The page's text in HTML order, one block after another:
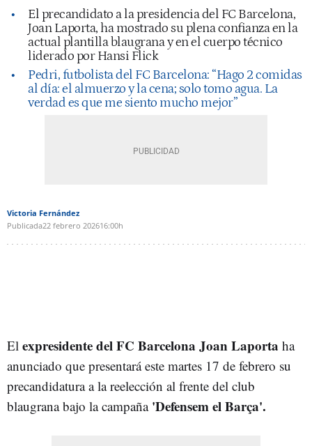
El precandidato a la presidencia del FC Barcelona,
Joan Laporta, ha mostrado su plena confianza en la
actual plantilla blaugrana y en el cuerpo técnico
liderado por Hansi Flick
Pedri, futbolista del FC Barcelona: “Hago 2 comidas
al día: el almuerzo y la cena; solo tomo agua. La
verdad es que me siento mucho mejor”
Victoria Fernández
Publicada22 febrero 202616:00h
El expresidente del FC Barcelona Joan Laporta ha
anunciado que presentará este martes 17 de febrero su
precandidatura a la reelección al frente del club
blaugrana bajo la campaña 'Defensem el Barça'.